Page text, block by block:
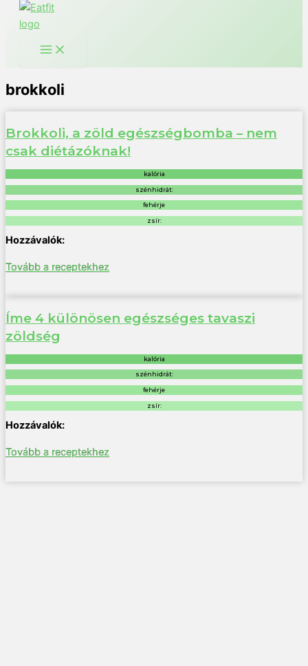
brokkoli
Brokkoli, a zöld egészségbomba – nem
csak diétázóknak!
kalória
szénhidrát:
fehérje
zsír:
Tovább a receptekhez
Íme 4 különösen egészséges tavaszi
zöldség
kalória
szénhidrát:
fehérje
zsír:
Tovább a receptekhez